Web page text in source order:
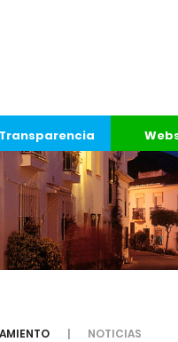
NOTICIAS